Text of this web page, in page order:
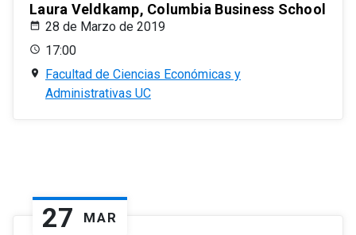
Laura Veldkamp, Columbia Business School
28 de Marzo de 2019
17:00
Facultad de Ciencias Económicas y
Administrativas UC
27 MAR